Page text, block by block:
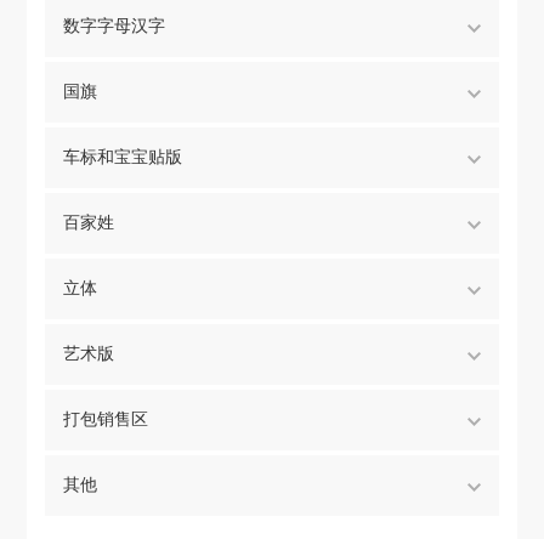
数字字母汉字
国旗
车标和宝宝贴版
百家姓
立体
艺术版
打包销售区
其他